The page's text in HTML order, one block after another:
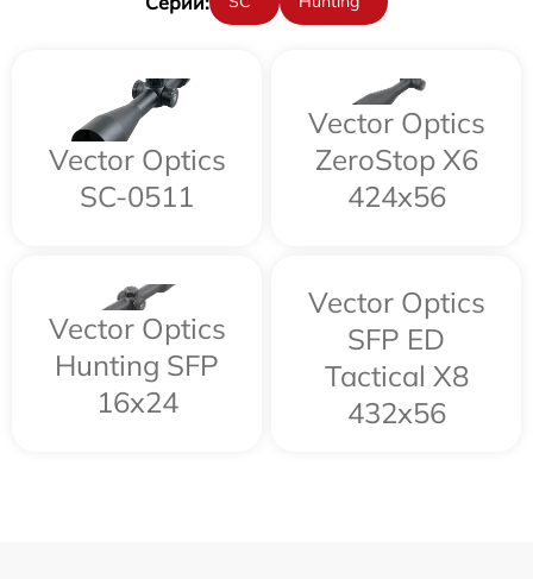
Vector Optics
SC-0511
Vector Optics
ZeroStop X6
424x56
Vector Optics
Hunting SFP
16x24
Vector Optics
SFP ED
Tactical X8
432x56